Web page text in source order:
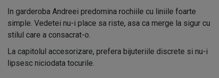
In garderoba Andreei predomina rochiile cu liniile foarte
simple. Vedetei nu-i place sa riste, asa ca merge la sigur cu
stilul care a consacrat-o.
La capitolul accesorizare, prefera bijuteriile discrete si nu-i
lipsesc niciodata tocurile.